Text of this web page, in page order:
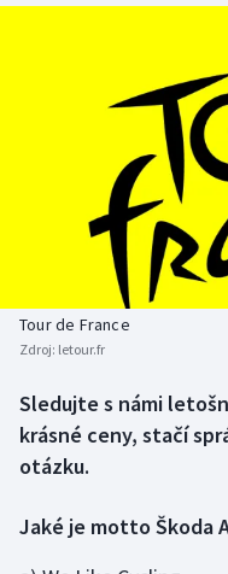
Baseball a softbal
Basketbal
Biatlon
Boby a skeleton
Box
Curling
Dostihy
Futsal
Soutěže
Historické návraty
Aplikace ČT sport
Tour de France
Zdroj: letour.fr
Sledujte s námi
krásné ceny, stačí
otázku.
Jaké je motto Škoda